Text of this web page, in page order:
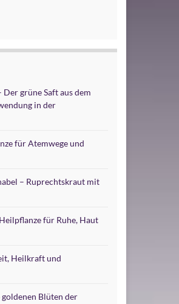
grüne Saft aus dem
in der
für Atemwege und
– Ruprechtskraut mit
für Ruhe, Haut
Heilkraft und
Blüten der